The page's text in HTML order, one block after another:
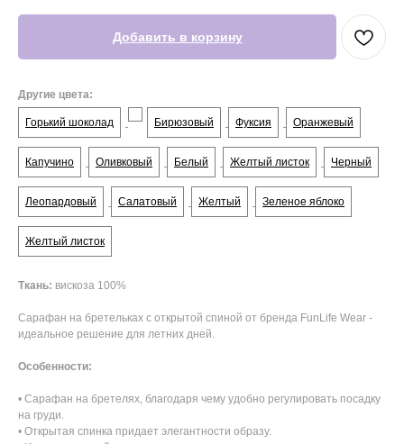
Добавить в корзину
Другие цвета:
Горький шоколад Бирюзовый Фуксия Оранжевый
Капучино Оливковый Белый Желтый листок Черный
Леопардовый Салатовый Желтый Зеленое яблоко
Желтый листок
Ткань: вискоза 100%
Сарафан на бретельках с открытой спиной от бренда FunLife Wear -
идеальное решение для летних дней.
Особенности:
• Сарафан на бретелях, благодаря чему удобно регулировать посадку
на груди.
• Открытая спинка придает элегантности образу.